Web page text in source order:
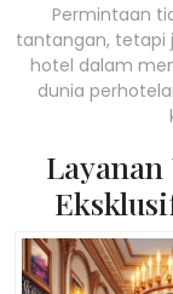
Permintaan
tantangan, tetapi
hotel dalam
dunia